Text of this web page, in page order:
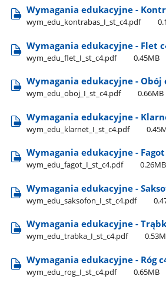
Wymagania edukacyjne -
wym​_edu​_kontrabas​_I​_st​_c4.pdf
Wymagania edukacyjne - Flet
wym​_edu​_flet​_I​_st​_c4.pdf 0.45MB
Wymagania edukacyjne - Obój
wym​_edu​_oboj​_I​_st​_c4.pdf 0.66MB
Wymagania edukacyjne -
wym​_edu​_klarnet​_I​_st​_c4.pdf
Wymagania edukacyjne -
wym​_edu​_fagot​_I​_st​_c4.pdf 0.26MB
Wymagania edukacyjne -
wym​_edu​_saksofon​_I​_st​_c4.pdf
Wymagania edukacyjne -
wym​_edu​_trabka​_I​_st​_c4.pdf
Wymagania edukacyjne - Róg
wym​_edu​_rog​_I​_st​_c4.pdf 0.65MB